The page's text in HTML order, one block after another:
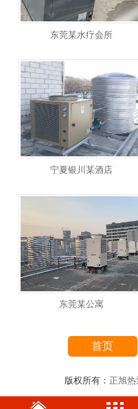
东莞某水疗会所
宁夏银川某酒店
东莞某公寓
首页
版权所有： 正旭热